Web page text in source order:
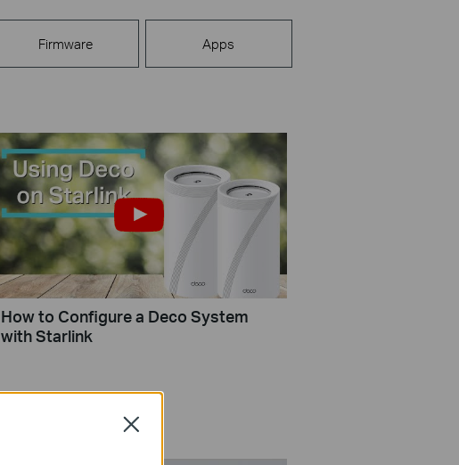
Firmware Apps
How to Configure a Deco System
with Starlink
Close